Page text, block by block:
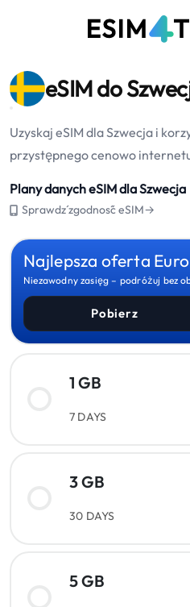
eSIM do
Uzyskaj eSIM dla Szwecja i
przystępnego cenowo
Plany danych eSIM dla Szwecja
Sprawdź zgodność eSIM→
Najlepsza oferta
Niezawodny zasięg – podróżuj bez
Pobierz
1 GB
7 DAYS
3 GB
30 DAYS
5 GB